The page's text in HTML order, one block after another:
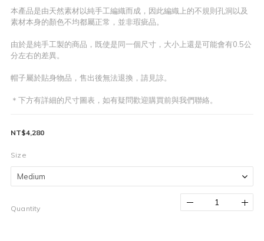
本產品是由天然素材以純手工編織而成，因此編織上的不規則孔洞以及
素材本身的顏色不均都屬正常，並非瑕疵品。
由於是純手工製的商品，既使是同一個尺寸，大小上還是可能會有0.5公
分左右的差異。
帽子屬於貼身物品，售出後無法退換，請見諒。
＊下方有詳細的尺寸圖表，如有疑問歡迎購買前與我們聯絡。
NT$4,280
Size
Quantity